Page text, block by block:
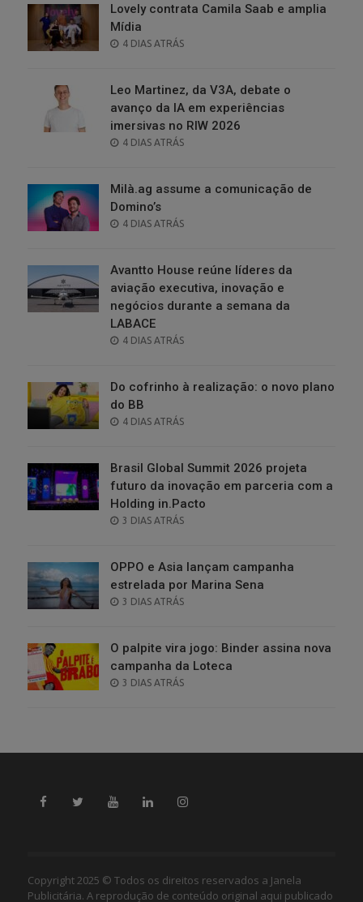
Lovely contrata Camila Saab e amplia
Mídia
POSTED
4 DIAS ATRÁS
Leo Martinez, da V3A, debate o
avanço da IA em experiências
imersivas no RIW 2026
POSTED
4 DIAS ATRÁS
Milà.ag assume a comunicação de
Domino’s
POSTED
4 DIAS ATRÁS
Avantto House reúne líderes da
aviação executiva, inovação e
negócios durante a semana da
LABACE
POSTED
4 DIAS ATRÁS
Do cofrinho à realização: o novo plano
do BB
POSTED
4 DIAS ATRÁS
Brasil Global Summit 2026 projeta
futuro da inovação em parceria com a
Holding in.Pacto
POSTED
3 DIAS ATRÁS
OPPO e Asia lançam campanha
estrelada por Marina Sena
POSTED
3 DIAS ATRÁS
O palpite vira jogo: Binder assina nova
campanha da Loteca
POSTED
3 DIAS ATRÁS
Copyright 2025 © Todos os direitos reservados a Janela
Publicitária. A reprodução de conteúdo original aqui publicado